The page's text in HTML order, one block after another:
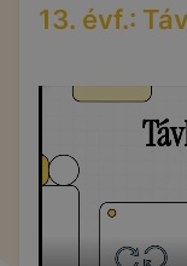
13. évf.: